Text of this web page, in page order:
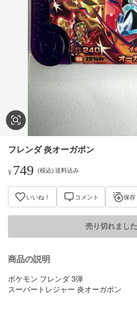
フレンダ 炎オーガポン
¥749 (税込) 送料込み
いいね！ コメント 保存
売り切れました
商品の説明
ポケモン フレンダ 3弾
スーパートレジャー 炎オーガポン